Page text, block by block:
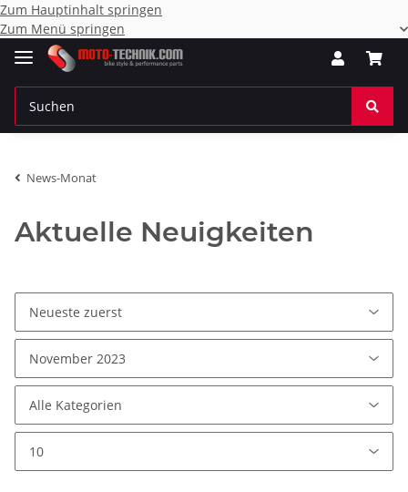
Zum Hauptinhalt springen
Zum Menü springen
News-Monat
Aktuelle Neuigkeiten